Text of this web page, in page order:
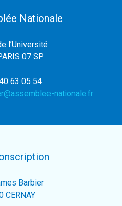
Nationale
l’Université
07 SP
63 05 54
nationale.fr
Barbier
CERNAY